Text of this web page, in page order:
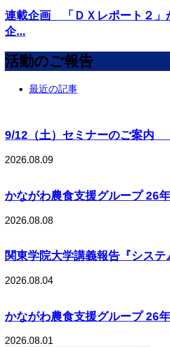
連載企画 「ＤＸレポート２」
企...
活動のご報告
最近の記事
9/12（土）セミナーのご案内
2026.08.09
かながわ農食支援グループ 26
2026.08.08
関東学院大学講義報告『システ
2026.08.04
かながわ農食支援グループ 26
2026.08.01